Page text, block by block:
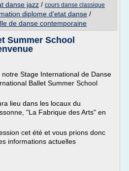
danse jazz / cours danse classique
diplome d'etat danse /
de danse contemporaine
Summer School
Stage International de Danse
Ballet Summer School
lieu dans les locaux du
"La Fabrique des Arts" en
cet été et vous prions donc
informations actuelles